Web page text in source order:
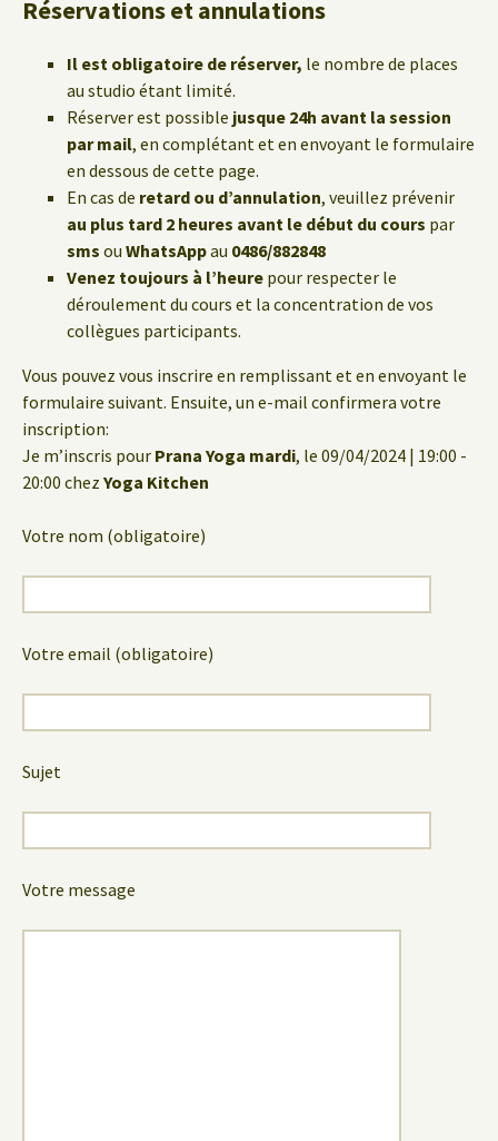
Réservations et annulations
Il est obligatoire de réserver, le nombre de places
au studio étant limité.
Réserver est possible jusque 24h avant la session
par mail, en complétant et en envoyant le formulaire
en dessous de cette page.
En cas de retard ou d’annulation, veuillez prévenir
au plus tard 2 heures avant le début du cours par
sms ou WhatsAppau 0486/882848
Venez toujours à l’heure pour respecter le
déroulement du cours et la concentration de vos
collègues participants.
Vous pouvez vous inscrire en remplissant et en envoyant le
formulaire suivant. Ensuite, un e-mail confirmera votre
inscription:
Je m’inscris pour Prana Yoga mardi, le 09/04/2024 | 19:00 -
20:00 chez Yoga Kitchen
Votre nom (obligatoire)
Votre email (obligatoire)
Sujet
Votre message